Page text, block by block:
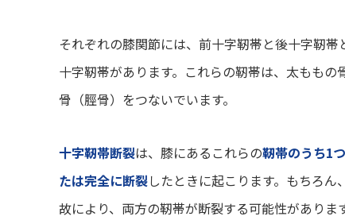
それぞれの膝関節には、前十字靭帯と後十字靭帯
十字靭帯があります。これらの靭帯は、太ももの
骨（脛骨）をつないでいます。
十字靭帯断裂は、膝にあるこれらの靭帯のうち1
たは完全に断裂したときに起こります。もちろん
故により、両方の靭帯が断裂する可能性がありま